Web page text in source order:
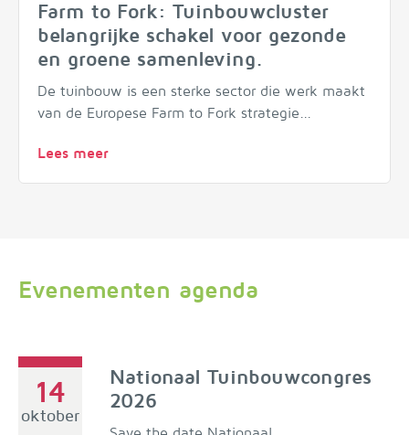
Farm to Fork: Tuinbouwcluster
belangrijke schakel voor gezonde
en groene samenleving.
De tuinbouw is een sterke sector die werk maakt
van de Europese Farm to Fork strategie...
Lees meer
Evenementen agenda
14
oktober
Nationaal Tuinbouwcongres
2026